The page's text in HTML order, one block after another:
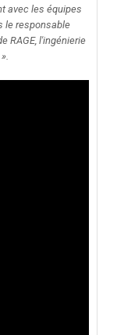
avec les équipes
le responsable
RAGE, l'ingénierie